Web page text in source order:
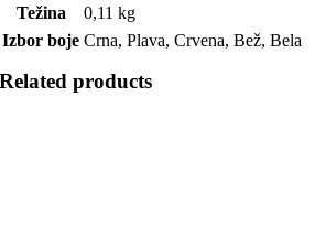
Težina
0,11 kg
Izbor boje Crna, Plava, Crvena, Bež, Bela
Related products